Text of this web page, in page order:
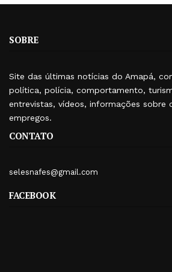
SOBRE
Site das últimas notícias do Amapá,
política, polícia, comportamento,
entrevistas, vídeos, informações sobre
empregos.
CONTATO
selesnafes@gmail.com
FACEBOOK